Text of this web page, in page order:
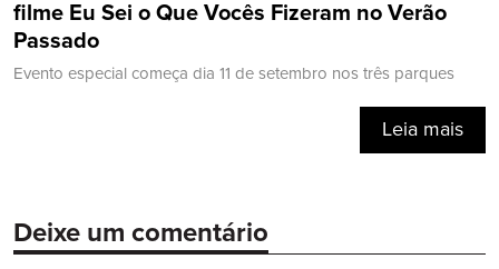
filme Eu Sei o Que Vocês Fizeram no Verão
Passado
Evento especial começa dia 11 de setembro nos três parques
Leia mais
Deixe um comentário